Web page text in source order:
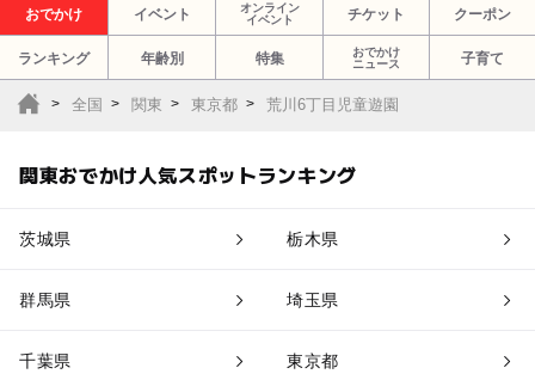
おでかけ イベント
オンライン
イベント
チケット クーポン
ランキング 年齢別 特集
おでかけ
ニュース
子育て
全国 関東 東京都 荒川6丁目児童遊園
関東おでかけ人気スポットランキング
茨城県 栃木県
群馬県 埼玉県
千葉県 東京都